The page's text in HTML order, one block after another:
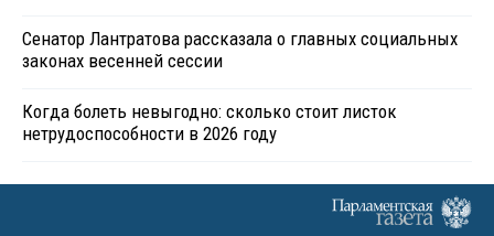
Сенатор Лантратова рассказала о главных социальных
законах весенней сессии
Когда болеть невыгодно: сколько стоит листок
нетрудоспособности в 2026 году